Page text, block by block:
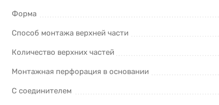
Форма
Способ монтажа верхней части
Количество верхних частей
Монтажная перфорация в основании
С соединителем